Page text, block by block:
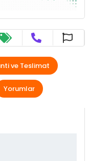
ve Teslimat
Yorumlar